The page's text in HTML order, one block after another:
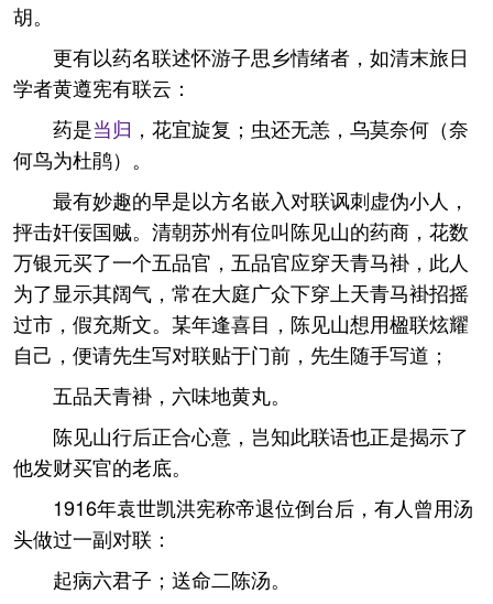
胡。
更有以药名联述怀游子思乡情绪者，如清末旅日
学者黄遵宪有联云：
药是当归 ，花宜旋复；虫还无恙，乌莫奈何（奈
何鸟为杜鹃）。
最有妙趣的早是以方名嵌入对联讽刺虚伪小人，
抨击奸佞国贼。清朝苏州有位叫陈见山的药商，花数
万银元买了一个五品官，五品官应穿天青马褂，此人
为了显示其阔气，常在大庭广众下穿上天青马褂招摇
过市，假充斯文。某年逢喜目，陈见山想用楹联炫耀
自己，便请先生写对联贴于门前，先生随手写道；
五品天青褂，六味地黄丸。
陈见山行后正合心意，岂知此联语也正是揭示了
他发财买官的老底。
1916年袁世凯洪宪称帝退位倒台后，有人曾用汤
头做过一副对联：
起病六君子；送命二陈汤。